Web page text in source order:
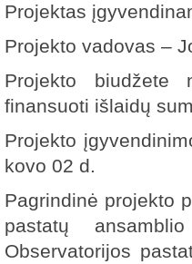
Projektas
Projekto vadovas –
Projekto biudžete
finansuoti išlaidų
Projekto
kovo 02 d.
Pagrindinė projekto
pastatų
Observatorijos